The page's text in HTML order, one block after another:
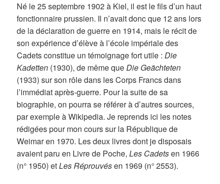
Né le 25 septembre 1902 à Kiel, il est le fils d’un haut
fonctionnaire prussien. Il n’avait donc que 12 ans lors
de la déclaration de guerre en 1914, mais le récit de
son expérience d’élève à l’école impériale des
Cadets constitue un témoignage fort utile :Die
Kadetten (1930), de même queDie Geächteten
(1933) sur son rôle dans les Corps Francs dans
l’immédiat après-guerre. Pour la suite de sa
biographie, on pourra se référer à d’autres sources,
par exemple à Wikipedia. Je reprends ici les notes
rédigées pour mon cours sur la République de
Weimar en 1970. Les deux livres dont je disposais
avaient paru en Livre de Poche,Les Cadetsen 1966
(n° 1950) etLes Réprouvésen 1969 (n° 2553).